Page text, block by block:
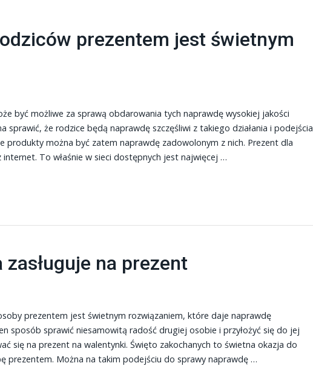
prezentem jest świetnym
być możliwe za sprawą obdarowania tych naprawdę wysokiej jakości
sprawić, że rodzice będą naprawdę szczęśliwi z takiego działania i podejścia
produkty można być zatem naprawdę zadowolonym z nich. Prezent dla
To właśnie w sieci dostępnych jest najwięcej …
zasługuje na prezent
prezentem jest świetnym rozwiązaniem, które daje naprawdę
sposób sprawić niesamowitą radość drugiej osobie i przyłożyć się do jej
się na prezent na walentynki. Święto zakochanych to świetna okazja do
prezentem. Można na takim podejściu do sprawy naprawdę …